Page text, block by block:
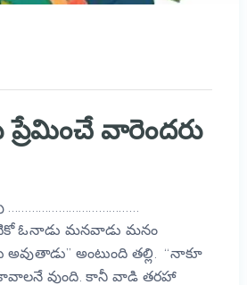
ప్రేమించే వారెందరు
…………………………………
ఓనాడు మనవాడు మనం
అంటుంది తల్లి. “నాకూ
వుంది. కానీ వాడి తరహా